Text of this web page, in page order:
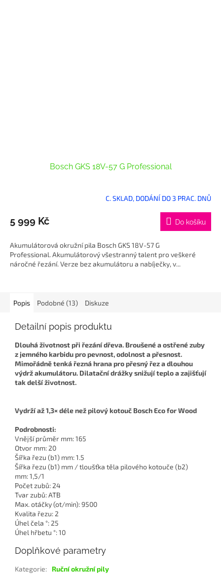
Bosch GKS 18V-57 G Professional
C. SKLAD, DODÁNÍ DO 3 PRAC. DNŮ
5 999 Kč Do košíku
Akumulátorová okružní pila Bosch GKS 18V-57 G
Professional. Akumulátorový všestranný talent pro veškeré
náročné řezání. Verze bez akumulátoru a nabíječky, v...
Popis Podobné (13) Diskuze
Detailní popis produktu
Dlouhá životnost při řezání dřeva. Broušené a ostřené zuby
z jemného karbidu pro pevnost, odolnost a přesnost.
Mimořádně tenká řezná hrana pro přesný řez a dlouhou
výdrž akumulátoru. Dilatační drážky snižují teplo a zajišťují
tak delší životnost.
Vydrží až 1,3× déle než pilový kotouč Bosch Eco for Wood
Podrobnosti:
Vnější průměr mm: 165
Otvor mm: 20
Šířka řezu (b1) mm: 1.5
Šířka řezu (b1) mm / tloušťka těla pilového kotouče (b2)
mm: 1,5/1
Počet zubů: 24
Tvar zubů: ATB
Max. otáčky (ot/min): 9500
Kvalita řezu: 2
Úhel čela °: 25
Úhel hřbetu °: 10
Doplňkové parametry
Kategorie:
Ruční okružní pily